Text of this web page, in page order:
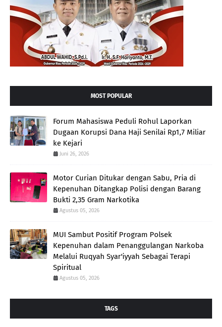
MOST POPULAR
Forum Mahasiswa Peduli Rohul Laporkan
Dugaan Korupsi Dana Haji Senilai Rp1,7 Miliar
ke Kejari
Juni 26, 2026
Motor Curian Ditukar dengan Sabu, Pria di
Kepenuhan Ditangkap Polisi dengan Barang
Bukti 2,35 Gram Narkotika
Agustus 05, 2026
MUI Sambut Positif Program Polsek
Kepenuhan dalam Penanggulangan Narkoba
Melalui Ruqyah Syar'iyyah Sebagai Terapi
Spiritual
Agustus 05, 2026
TAGS